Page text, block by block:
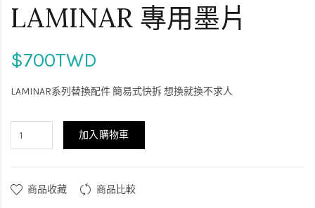
LAMINAR 專用墨片
$700TWD
LAMINAR系列替換配件 簡易式快拆 想換就換不求人
加入購物車
商品收藏 商品比較